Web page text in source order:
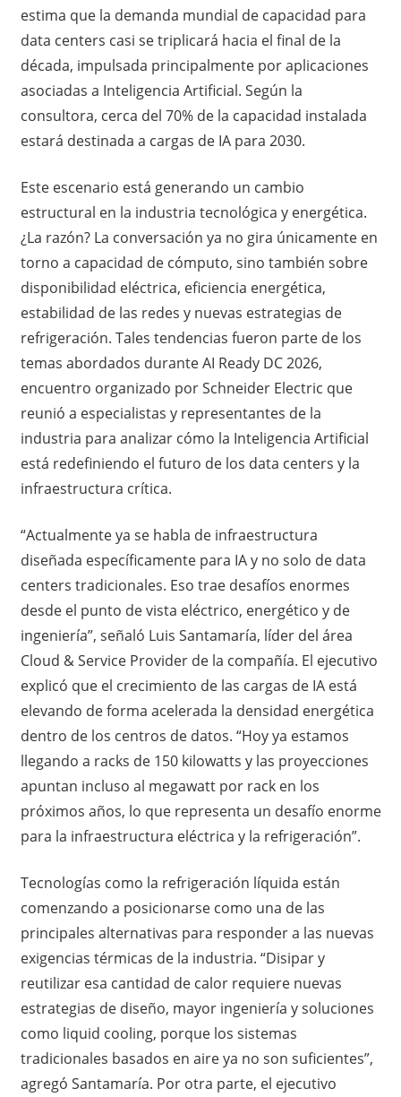
estima que la demanda mundial de capacidad para
data centers casi se triplicará hacia el final de la
década, impulsada principalmente por aplicaciones
asociadas a Inteligencia Artificial. Según la
consultora, cerca del 70% de la capacidad instalada
estará destinada a cargas de IA para 2030.
Este escenario está generando un cambio
estructural en la industria tecnológica y energética.
¿La razón? La conversación ya no gira únicamente en
torno a capacidad de cómputo, sino también sobre
disponibilidad eléctrica, eficiencia energética,
estabilidad de las redes y nuevas estrategias de
refrigeración. Tales tendencias fueron parte de los
temas abordados durante AI Ready DC 2026,
encuentro organizado por Schneider Electric que
reunió a especialistas y representantes de la
industria para analizar cómo la Inteligencia Artificial
está redefiniendo el futuro de los data centers y la
infraestructura crítica.
“Actualmente ya se habla de infraestructura
diseñada específicamente para IA y no solo de data
centers tradicionales. Eso trae desafíos enormes
desde el punto de vista eléctrico, energético y de
ingeniería”, señaló Luis Santamaría, líder del área
Cloud & Service Provider de la compañía. El ejecutivo
explicó que el crecimiento de las cargas de IA está
elevando de forma acelerada la densidad energética
dentro de los centros de datos. “Hoy ya estamos
llegando a racks de 150 kilowatts y las proyecciones
apuntan incluso al megawatt por rack en los
próximos años, lo que representa un desafío enorme
para la infraestructura eléctrica y la refrigeración”.
Tecnologías como la refrigeración líquida están
comenzando a posicionarse como una de las
principales alternativas para responder a las nuevas
exigencias térmicas de la industria. “Disipar y
reutilizar esa cantidad de calor requiere nuevas
estrategias de diseño, mayor ingeniería y soluciones
como liquid cooling, porque los sistemas
tradicionales basados en aire ya no son suficientes”,
agregó Santamaría. Por otra parte, el ejecutivo